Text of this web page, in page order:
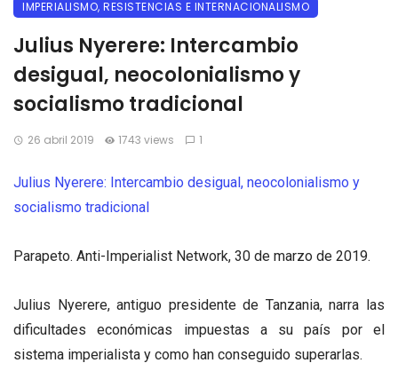
IMPERIALISMO, RESISTENCIAS E INTERNACIONALISMO
Julius Nyerere: Intercambio
desigual, neocolonialismo y
socialismo tradicional
26 abril 2019 1743 views 1
Julius Nyerere: Intercambio desigual, neocolonialismo y
socialismo tradicional
Parapeto. Anti-Imperialist Network, 30 de marzo de 2019.
Julius Nyerere, antiguo presidente de Tanzania, narra las
dificultades económicas impuestas a su país por el
sistema imperialista y como han conseguido superarlas.